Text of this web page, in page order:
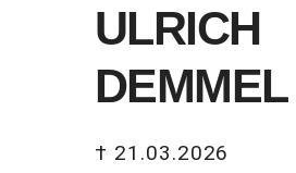
ULRICH
DEMMEL
† 21.03.2026